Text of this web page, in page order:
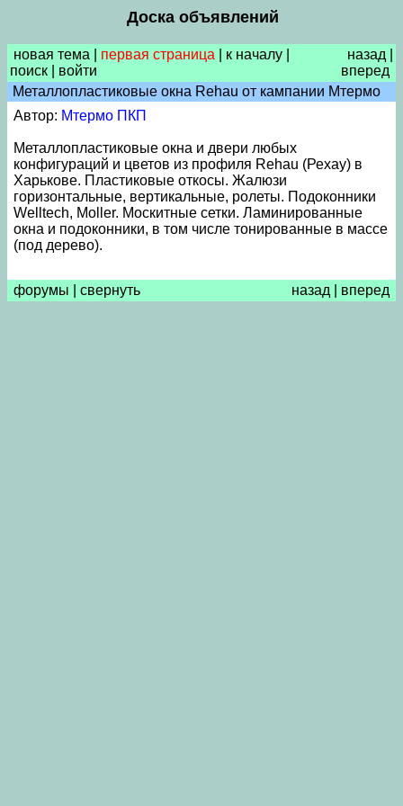
Доска объявлений
новая тема первая страница к началу
поиск
войти
назад
вперед
Металлопластиковые окна Rehau от кампании Мтермо
Автор: Мтермо ПКП
Металлопластиковые окна и двери любых
конфигураций и цветов из профиля Rehau (Рехау) в
Харькове. Пластиковые откосы. Жалюзи
горизонтальные, вертикальные, ролеты. Подоконники
Welltech, Moller. Москитные сетки. Ламинированные
окна и подоконники, в том числе тонированные в массе
(под дерево).
форумы свернуть назад вперед